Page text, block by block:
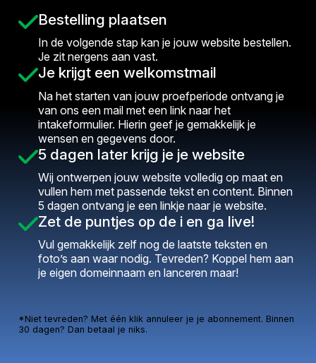
Bestelling plaatsen
In de volgende stap kan je jouw website bestellen.
Je zit nergens aan vast.
Je krijgt een welkomstmail
Na het starten van jouw proefperiode ontvang je
van ons een mail met een link naar het
intakeformulier. Hierin geef je gemakkelijk je
wensen en gegevens door.
5 dagen later krijg je je website
Wij ontwerpen jouw website volledig op maat en
vullen hem met passende tekst en content. Binnen
5 dagen ontvang je een linkje naar je website.
Zet de puntjes op de i en ga live!
Vul gemakkelijk zelf nog de laatste teksten en
foto’s aan waar nodig. Tevreden? Koppel hem aan
je eigen domeinnaam en lanceren maar!
*Niet tevreden? Met één klik annuleer je je abonnement. Binnen
30 dagen? Dan betaal je niks.